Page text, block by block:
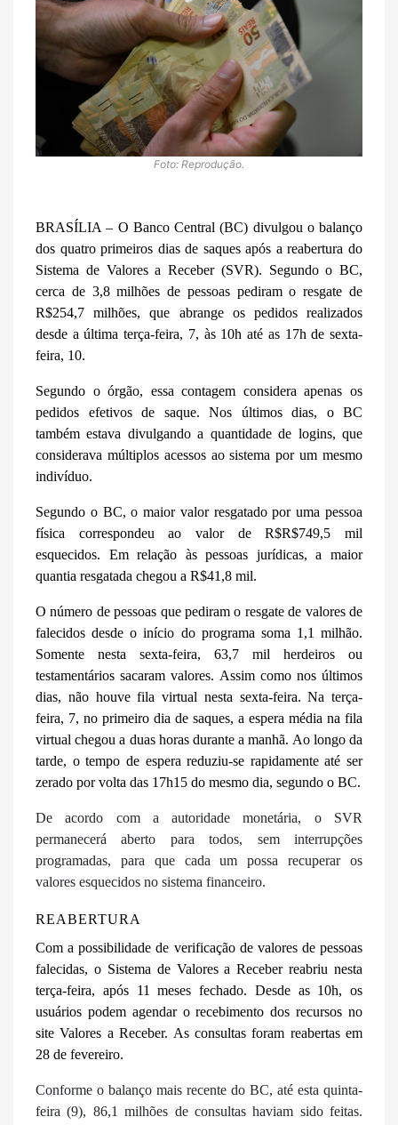
Foto: Reprodução.
BRASÍLIA – O Banco Central (BC) divulgou o balanço
dos quatro primeiros dias de saques após a reabertura do
Sistema de Valores a Receber (SVR). Segundo o BC,
cerca de 3,8 milhões de pessoas pediram o resgate de
R$254,7 milhões, que abrange os pedidos realizados
desde a última terça-feira, 7, às 10h até as 17h de sexta-
feira, 10.
Segundo o órgão, essa contagem considera apenas os
pedidos efetivos de saque. Nos últimos dias, o BC
também estava divulgando a quantidade de logins, que
considerava múltiplos acessos ao sistema por um mesmo
indivíduo.
Segundo o BC, o maior valor resgatado por uma pessoa
física correspondeu ao valor de R$R$749,5 mil
esquecidos. Em relação às pessoas jurídicas, a maior
quantia resgatada chegou a R$41,8 mil.
O número de pessoas que pediram o resgate de valores de
falecidos desde o início do programa soma 1,1 milhão.
Somente nesta sexta-feira, 63,7 mil herdeiros ou
testamentários sacaram valores. Assim como nos últimos
dias, não houve fila virtual nesta sexta-feira. Na terça-
feira, 7, no primeiro dia de saques, a espera média na fila
virtual chegou a duas horas durante a manhã. Ao longo da
tarde, o tempo de espera reduziu-se rapidamente até ser
zerado por volta das 17h15 do mesmo dia, segundo o BC.
De acordo com a autoridade monetária, o SVR
permanecerá aberto para todos, sem interrupções
programadas, para que cada um possa recuperar os
valores esquecidos no sistema financeiro.
REABERTURA
Com a possibilidade de verificação de valores de pessoas
falecidas, o Sistema de Valores a Receber reabriu nesta
terça-feira, após 11 meses fechado. Desde as 10h, os
usuários podem agendar o recebimento dos recursos no
site Valores a Receber. As consultas foram reabertas em
28 de fevereiro.
Conforme o balanço mais recente do BC, até esta quinta-
feira (9), 86,1 milhões de consultas haviam sido feitas.